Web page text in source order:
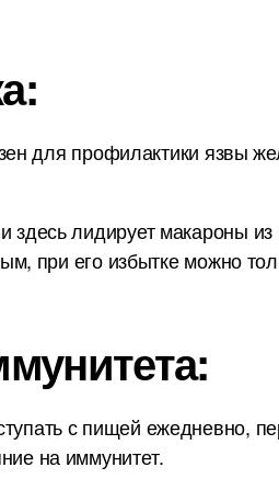
для профилактики язвы
лидирует макароны из
при его избытке можно
с пищей ежедневно,
на иммунитет.